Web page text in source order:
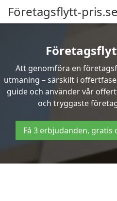
Företagsflytt-pris.se
Att genomföra en
utmaning – särskilt i
guide och använder vår
och tryggaste
Få 3 erbjudanden,